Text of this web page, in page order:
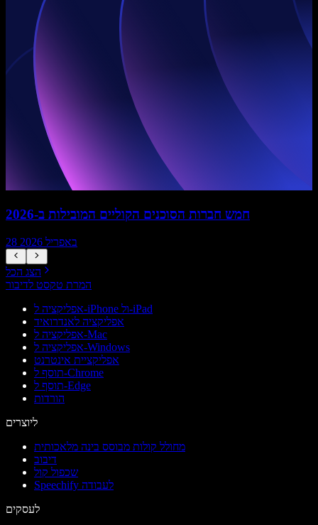
חמש חברות הסוכנים הקוליים המובילות ב-2026
28 באפריל 2026
הצג הכל
המרת טקסט לדיבור
אפליקציה ל-iPhone ול-iPad
אפליקציה לאנדרואיד
אפליקציה ל-Mac
אפליקציה ל-Windows
אפליקציית אינטרנט
תוסף ל-Chrome
תוסף ל-Edge
הורדות
ליוצרים
מחולל קולות מבוסס בינה מלאכותית
דיבוב
שכפול קול
Speechify לעבודה
לעסקים